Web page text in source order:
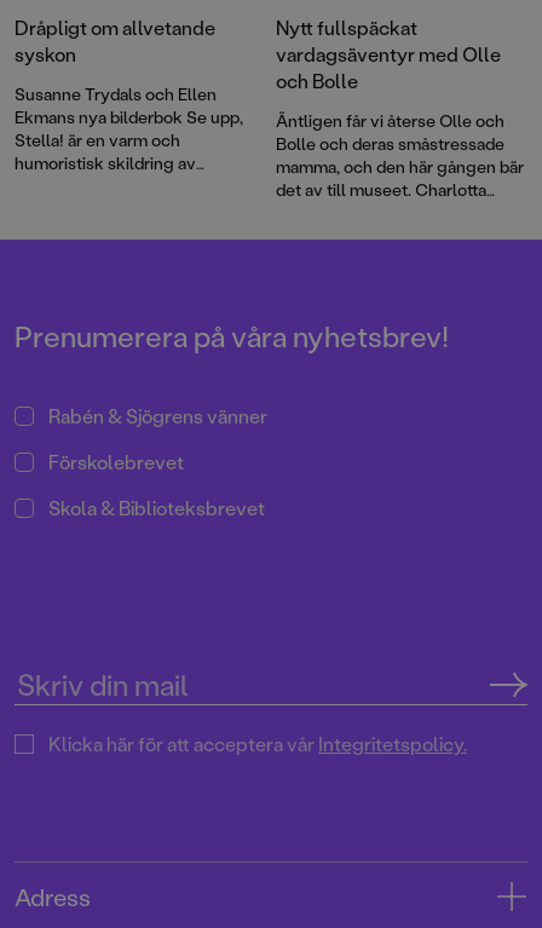
Dråpligt om allvetande
syskon
Susanne Trydals och Ellen
Ekmans nya bilderbok Se upp,
Stella! är en varm och
humoristisk skildring av
Nytt fullspäckat
vardagsäventyr med Olle
och Bolle
Äntligen får vi återse Olle och
Bolle och deras småstressade
mamma, och den här gången bär
det av till museet. Charlotta
och tonläge, lugnet och
bok att läsa många gånger och
bilder att titta länge på och
Prenumerera på våra nyhetsbrev!
Rabén & Sjögrens vänner
Förskolebrevet
Skola & Biblioteksbrevet
Klicka här för att acceptera vårIntegritetspolicy.
Adress